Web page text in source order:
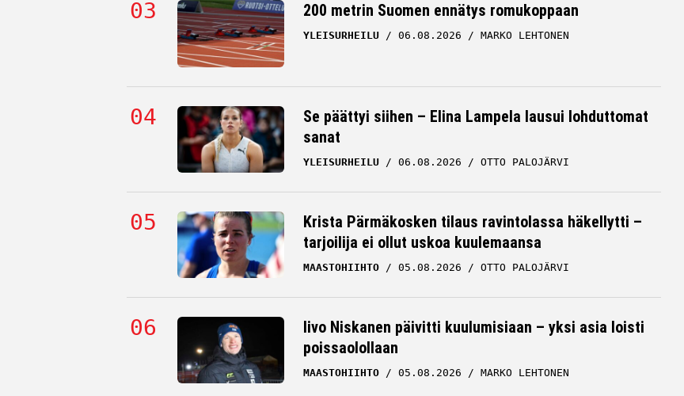
200 metrin Suomen ennätys romukoppaan
YLEISURHEILU 06.08.2026 MARKO LEHTONEN
Se päättyi siihen – Elina Lampela lausui lohduttomat
sanat
YLEISURHEILU 06.08.2026 OTTO PALOJÄRVI
Krista Pärmäkosken tilaus ravintolassa häkellytti –
tarjoilija ei ollut uskoa kuulemaansa
MAASTOHIIHTO 05.08.2026 OTTO PALOJÄRVI
Iivo Niskanen päivitti kuulumisiaan – yksi asia loisti
poissaolollaan
MAASTOHIIHTO 05.08.2026 MARKO LEHTONEN